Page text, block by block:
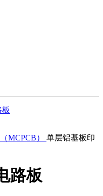
MCPCB） 单层铝基板印
路板